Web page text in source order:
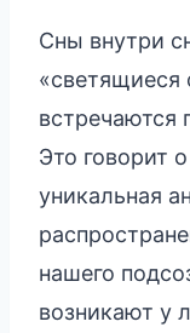
Сны внутри
«светящиеся
встречаются
Это говорит
уникальная
нашего
возникают у